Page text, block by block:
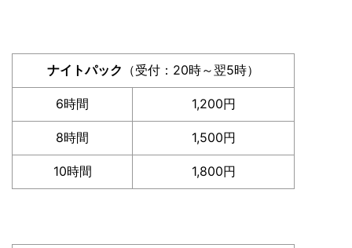
ナイトパック （受付：20時～翌5時）
6時間 1,200円
8時間 1,500円
10時間 1,800円